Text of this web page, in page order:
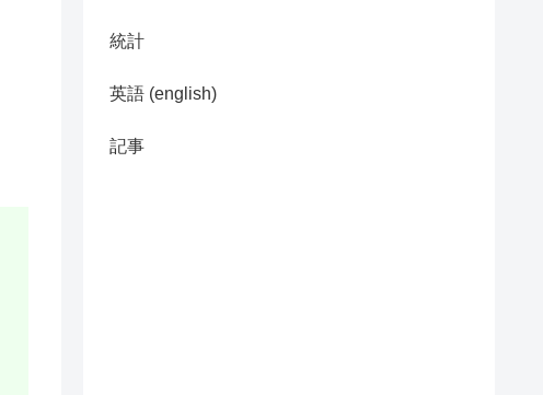
統計
英語 (english)
記事